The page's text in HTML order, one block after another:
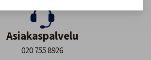
Asiakaspalvelu
020 755 8926